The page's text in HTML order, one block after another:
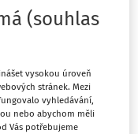
(souhlas
vysokou úroveň
stránek. Mezi
vyhledávání,
nebo abychom měli
Vás potřebujeme